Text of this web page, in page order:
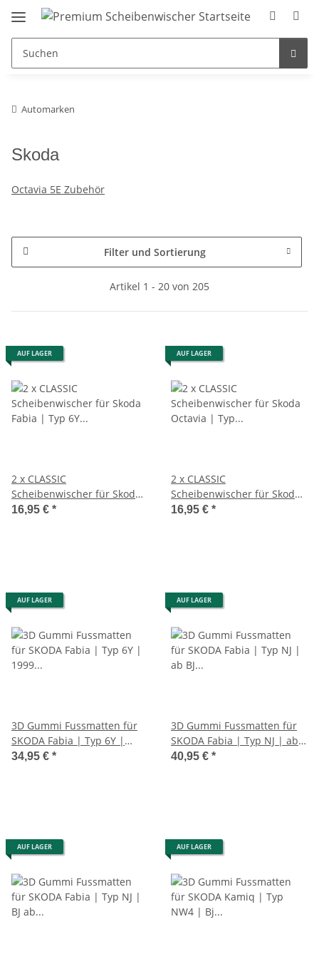
Automarken
Skoda
Octavia 5E Zubehör
Filter und Sortierung
Artikel 1 - 20 von 205
AUF LAGER
2 x CLASSIC
Scheibenwischer für Skoda
Fabia | Typ 6Y | BJ 1999 -
16,95 € *
AUF LAGER
2 x CLASSIC
Scheibenwischer für Skoda
Octavia | Typ 1U | BJ 1996 -
16,95 € *
AUF LAGER
3D Gummi Fussmatten für
SKODA Fabia | Typ 6Y |
1999 - 2008 | passgenau mit
34,95 € *
AUF LAGER
3D Gummi Fussmatten für
SKODA Fabia | Typ NJ | ab
BJ 2014> | passgenau mit
40,95 € *
AUF LAGER AUF LAGER